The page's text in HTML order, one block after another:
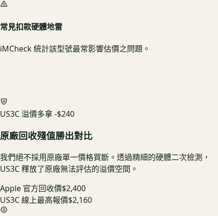
常見扣款硬體地雷
iMCheck 統計該型號最常影響估價之問題。
US3C 溢價多拿-$240
原廠回收殘值勝出對比
我們絕不採用原廠單一價格買斷。透過精細的硬體二次檢測，
US3C 釋放了原廠無法評估的溢價空間。
Apple 官方回收價$2,400
US3C 線上最高報價$2,160